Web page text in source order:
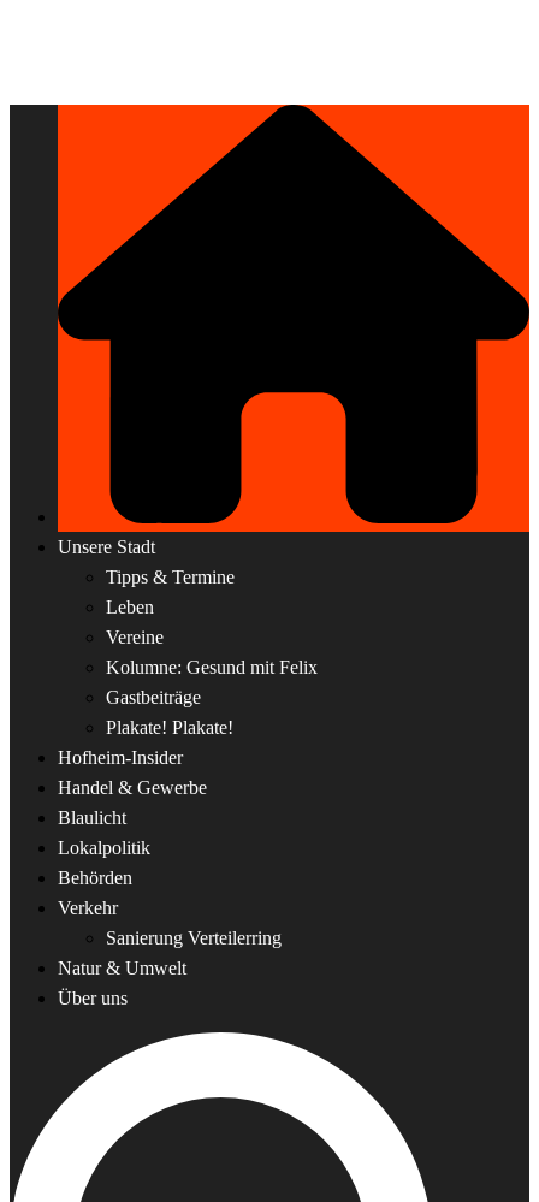
Unsere Stadt
Tipps & Termine
Leben
Vereine
Kolumne: Gesund mit Felix
Gastbeiträge
Plakate! Plakate!
Hofheim-Insider
Handel & Gewerbe
Blaulicht
Lokalpolitik
Behörden
Verkehr
Sanierung Verteilerring
Natur & Umwelt
Über uns